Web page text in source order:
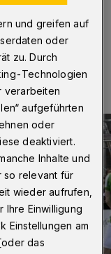
und greifen auf
oder
zu. Durch
Technologien
verarbeiten
aufgeführten
oder
deaktiviert.
Inhalte und
so relevant für
wieder aufrufen,
Ihre Einwilligung
Einstellungen am
das